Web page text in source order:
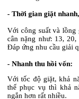
- Thời gian giặt
Với công suất và lồng
cân nặng như: 13,
Đáp ứng nhu cầu giải
- Nhanh thu hồi vốn:
Với tốc độ giặt, khả
thể phục vụ thì khả
ngắn hơn rất nhiều.